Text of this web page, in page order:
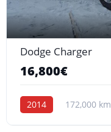
Dodge Charger
16,800€
2014 172,000 km